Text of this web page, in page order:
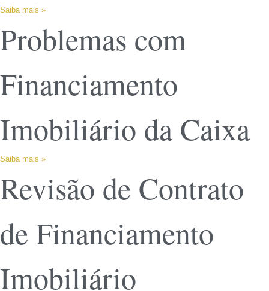
Saiba mais »
Problemas com
Financiamento
Imobiliário da Caixa
Saiba mais »
Revisão de Contrato
de Financiamento
Imobiliário